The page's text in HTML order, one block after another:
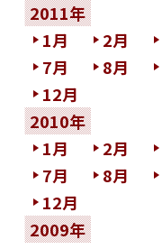
2011年
1月
2月
7月
8月
12月
2010年
1月
2月
7月
8月
12月
2009年